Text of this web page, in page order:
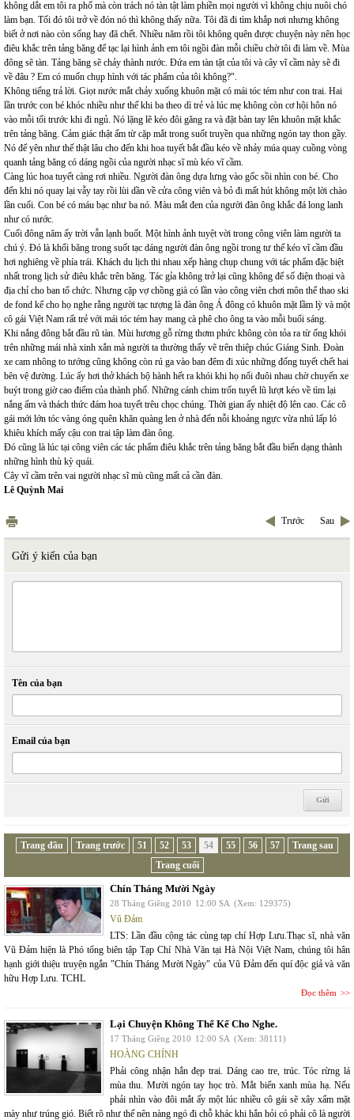
không dắt em tôi ra phố mà còn trách nó tàn tật làm phiền mọi người vì không chịu nuôi chó
làm bạn. Tối đó tôi trở về đón nó thì không thấy nữa. Tôi đã đi tìm khắp nơi nhưng không
biết ở nơi nào còn sống hay đã chết. Nhiều năm rồi tôi không quên được chuyện này nên học
điêu khắc trên tảng băng để tạc lại hình ảnh em tôi ngồi đàn mỗi chiều chờ tôi đi làm về. Mùa
đông sẽ tàn. Tảng băng sẽ chảy thành nước. Đứa em tàn tật của tôi và cây vĩ cầm này sẽ đi
về đâu ? Em có muốn chụp hình với tác phẩm của tôi không?".
Không tiếng trả lời. Giọt nước mắt chảy xuống khuôn mặt có mái tóc tém như con trai. Hai
lần trước con bé khóc nhiều như thế khi ba theo dì trẻ và lúc mẹ không còn cơ hội hôn nó
vào mỗi tối trước khi đi ngủ. Nó lặng lẽ kéo đôi găng ra và đặt bàn tay lên khuôn mặt khắc
trên tảng băng. Cảm giác thật ấm từ cặp mắt trong suốt truyền qua những ngón tay thon gầy.
Nó để yên như thế thật lâu cho đến khi hoa tuyết bắt đầu kéo về nhảy múa quay cuồng vòng
quanh tảng băng có dáng ngồi của người nhạc sĩ mù kéo vĩ cầm.
Càng lúc hoa tuyết càng rơi nhiều. Người đàn ông dựa lưng vào gốc sồi nhìn con bé. Cho
đến khi nó quay lại vẫy tay rồi lùi dần về cửa công viên và bỏ đi mất hút không một lời chào
lần cuối. Con bé có máu bạc như ba nó. Màu mắt đen của người đàn ông khắc đá long lanh
như có nước.
Cuối đông năm ấy trời vẫn lạnh buốt. Một hình ảnh tuyệt vời trong công viên làm người ta
chú ý. Đó là khối băng trong suốt tạc dáng người đàn ông ngồi trong tư thế kéo vĩ cầm đầu
hơi nghiêng về phía trái. Khách du lịch thi nhau xếp hàng chụp chung với tác phẩm đặc biệt
nhất trong lịch sử điêu khắc trên băng. Tác gỉa không trở lại cũng không để số điện thoại và
địa chỉ cho ban tổ chức. Nhưng cặp vợ chồng già có lần vào công viên chơi môn thể thao ski
de fond kể cho họ nghe rằng người tạc tượng là đàn ông Á đông có khuôn mặt lầm lỳ và một
cô gái Việt Nam rất trẻ với mái tóc tém hay mang cà phê cho ông ta vào mỗi buổi sáng.
Khi nắng đông bắt đầu rũ tàn. Mùi hương gỗ rừng thơm phức không còn tỏa ra từ ống khói
trên những mái nhà xinh xắn mà người ta thường thấy vẽ trên thiệp chúc Giáng Sinh. Đoàn
xe cam nhông to tướng cũng không còn rú ga vào ban đêm đi xúc những đống tuyết chết hai
bên vệ đường. Lúc ấy hơi thở khách bộ hành hết ra khói khi họ nối đuôi nhau chờ chuyến xe
buýt trong giờ cao điểm của thành phố. Những cánh chim trốn tuyết lũ lượt kéo về tìm lại
nắng ấm và thách thức đám hoa tuyết trêu chọc chúng. Thời gian ấy nhiệt độ lên cao. Các cô
gái mới lớn tóc vàng óng quên khăn quàng len ở nhà đến nỗi khoảng ngực vừa nhú lấp ló
khiêu khích mấy cậu con trai tập làm đàn ông.
Đó cũng là lúc tại công viên các tác phẩm điêu khắc trên tảng băng bắt đầu biến dạng thành
những hình thù kỳ quái.
Cây vĩ cầm trên vai người nhạc sĩ mù cũng mất cả cần đàn.
Lê Quỳnh Mai
Trước Sau
Gửi ý kiến của bạn
Tên của bạn
Email của bạn
Trang đầu Trang trước 51 52 53 54 55 56 57
Trang sau
Trang cuối
Chín Tháng Mười Ngày
28 Tháng Giêng 2010 12:00 SA (Xem: 129375)
Vũ Đảm
LTS: Lần đầu cộng tác cùng tạp chí Hợp Lưu.Thạc sĩ, nhà văn
Vũ Đảm hiện là Phó tổng biên tập Tạp Chí Nhà Văn tại Hà Nội Việt Nam, chúng tôi hân
hạnh giới thiệu truyện ngắn "Chín Tháng Mười Ngày" của Vũ Đảm đến quí độc giả và văn
hữu Hợp Lưu. TCHL
Đọc thêm
Lại Chuyện Không Thể Kể Cho Nghe.
17 Tháng Giêng 2010 12:00 SA (Xem: 38111)
HOÀNG CHÍNH
Phải công nhận hắn đẹp trai. Dáng cao tre, trúc. Tóc rừng lá
mùa thu. Mười ngón tay học trò. Mắt biển xanh mùa hạ. Nếu
phải nhìn vào đôi mắt ấy một lúc nhiều cô gái sẽ xây xẩm mặt
mày như trúng gió. Biết rõ như thế nên nàng ngó đi chỗ khác khi hắn hỏi có phải cô là người